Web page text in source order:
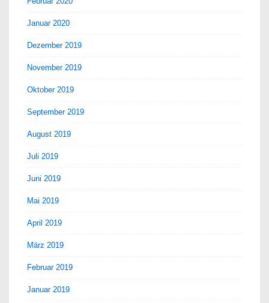
Januar 2020
Dezember 2019
November 2019
Oktober 2019
September 2019
August 2019
Juli 2019
Juni 2019
Mai 2019
April 2019
März 2019
Februar 2019
Januar 2019